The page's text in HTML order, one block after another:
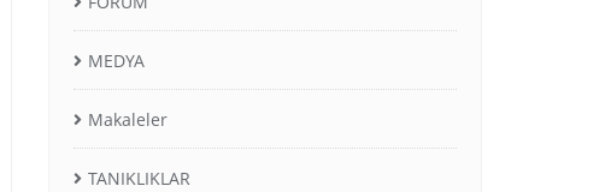
MEDYA
Makaleler
TANIKLIKLAR